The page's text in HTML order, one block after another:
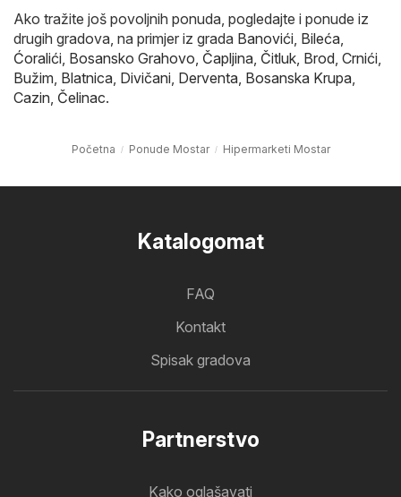
Ako tražite još povoljnih ponuda, pogledajte i ponude iz
drugih gradova, na primjer iz grada Banovići Bileća
Ćoralići Bosansko Grahovo Čapljina Čitluk Brod Crnići
Bužim Blatnica Divičani Derventa Bosanska Krupa
Cazin Čelinac.
Početna Ponude Mostar Hipermarketi Mostar
Katalogomat
FAQ
Kontakt
Spisak gradova
Partnerstvo
Kako oglašavati